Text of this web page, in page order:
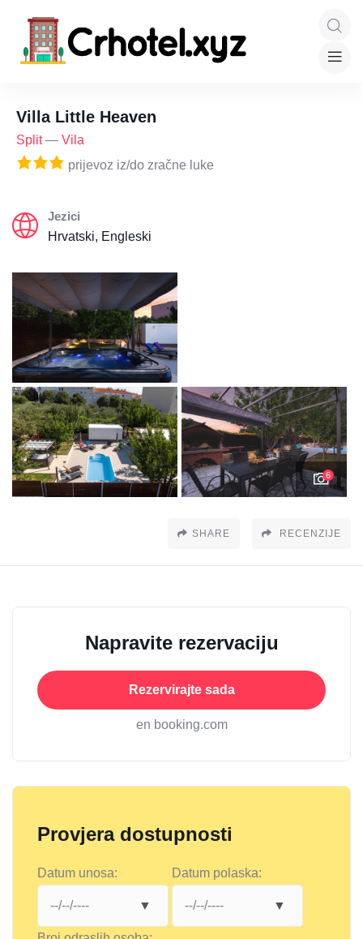
Villa Little Heaven
Split— Vila
prijevoz iz/do zračne luke
Jezici
Hrvatski, Engleski
6
SHARE RECENZIJE
Napravite rezervaciju
Rezervirajte sada
en booking.com
Provjera dostupnosti
Datum unosa: Datum polaska: